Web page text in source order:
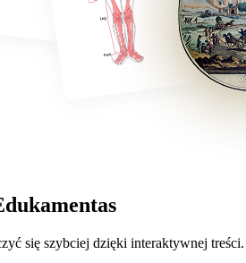
się szybciej dzięki interaktywnej treści.